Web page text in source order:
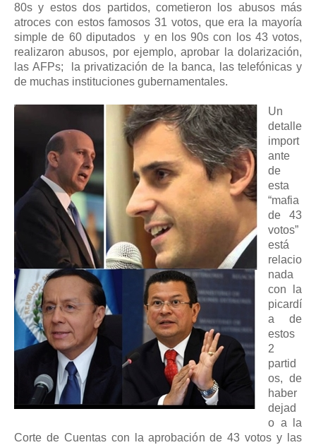
80s y estos dos partidos, cometieron los abusos más
atroces con estos famosos 31 votos, que era la mayoría
simple de 60 diputados
y en los 90s con los 43 votos,
realizaron abusos, por ejemplo, aprobar la dolarización,
las AFPs;
la privatización de la banca, las telefónicas y
de muchas instituciones gubernamentales.
Un
detalle
import
ante
de
esta
“mafia
de 43
votos”
está
relacio
nada
con la
picardí
a de
estos
2
partid
os, de
haber
dejad
o a la
Corte de Cuentas con la aprobación de 43 votos y las